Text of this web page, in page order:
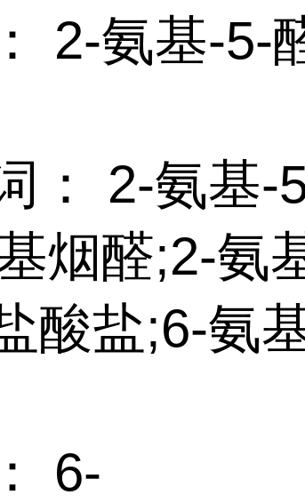
2-氨基-5-
： 2-氨基-
烟醛;2-氨
酸盐;6-氨
6-